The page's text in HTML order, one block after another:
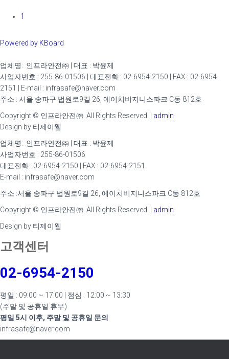
1
Powered by KBoard
업체명: 인프라안전㈜ | 대표 : 박윤제
사업자번호 : 255-86-01506
대표전화 : 02-6954-2150 | FAX : 02-6954-
2151 | E-mail : infrasafe@naver.com
주소 : 서울 송파구 법원로9길 26, 에이치비지니스파크 C동 812호
Copyright © 인프라안전㈜. All Rights Reserved. | admin
Design by 티제이웹
업체명: 인프라안전㈜ | 대표 : 박윤제
사업자번호 : 255-86-01506
대표전화 : 02-6954-2150 | FAX : 02-6954-2151
E-mail : infrasafe@naver.com
주소 :서울 송파구 법원로9길 26, 에이치비지니스파크 C동 812호
Copyright © 인프라안전㈜. All Rights Reserved. | admin
Design by 티제이웹
고객센터
02-6954-2150
평일 : 09:00 ~ 17:00 | 점심 : 12:00 ~ 13:30
(주말 및 공휴일 휴무)
평일 5시 이후, 주말 및 공휴일 문의
infrasafe@naver.com